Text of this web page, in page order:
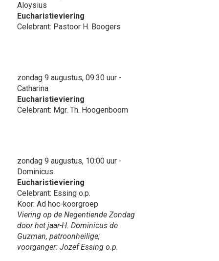
Aloysius
Eucharistieviering
Celebrant: Pastoor H. Boogers
zondag 9 augustus, 09:30 uur -
Catharina
Eucharistieviering
Celebrant: Mgr. Th. Hoogenboom
zondag 9 augustus, 10:00 uur -
Dominicus
Eucharistieviering
Celebrant: Essing o.p.
Koor: Ad hoc-koorgroep
Viering op de Negentiende Zondag
door het jaar-H. Dominicus de
Guzman, patroonheilige;
voorganger: Jozef Essing o.p.